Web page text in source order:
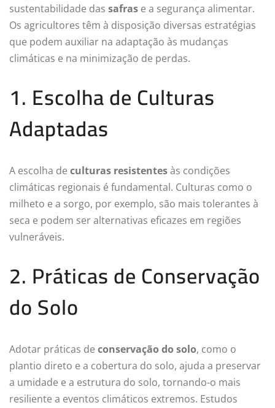
sustentabilidade das safras e a segurança alimentar.
Os agricultores têm à disposição diversas estratégias
que podem auxiliar na adaptação às mudanças
climáticas e na minimização de perdas.
1. Escolha de Culturas
Adaptadas
A escolha de culturas resistentesàs condições
climáticas regionais é fundamental. Culturas como o
milheto e a sorgo, por exemplo, são mais tolerantes à
seca e podem ser alternativas eficazes em regiões
vulneráveis.
2. Práticas de Conservação
do Solo
Adotar práticas de conservação do solo, como o
plantio direto e a cobertura do solo, ajuda a preservar
a umidade e a estrutura do solo, tornando-o mais
resiliente a eventos climáticos extremos. Estudos